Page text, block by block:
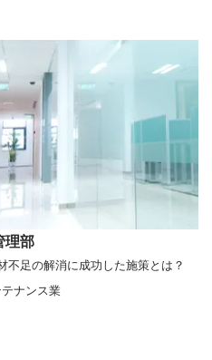
理部
不足の解消に成功した施策とは？
ナンス業